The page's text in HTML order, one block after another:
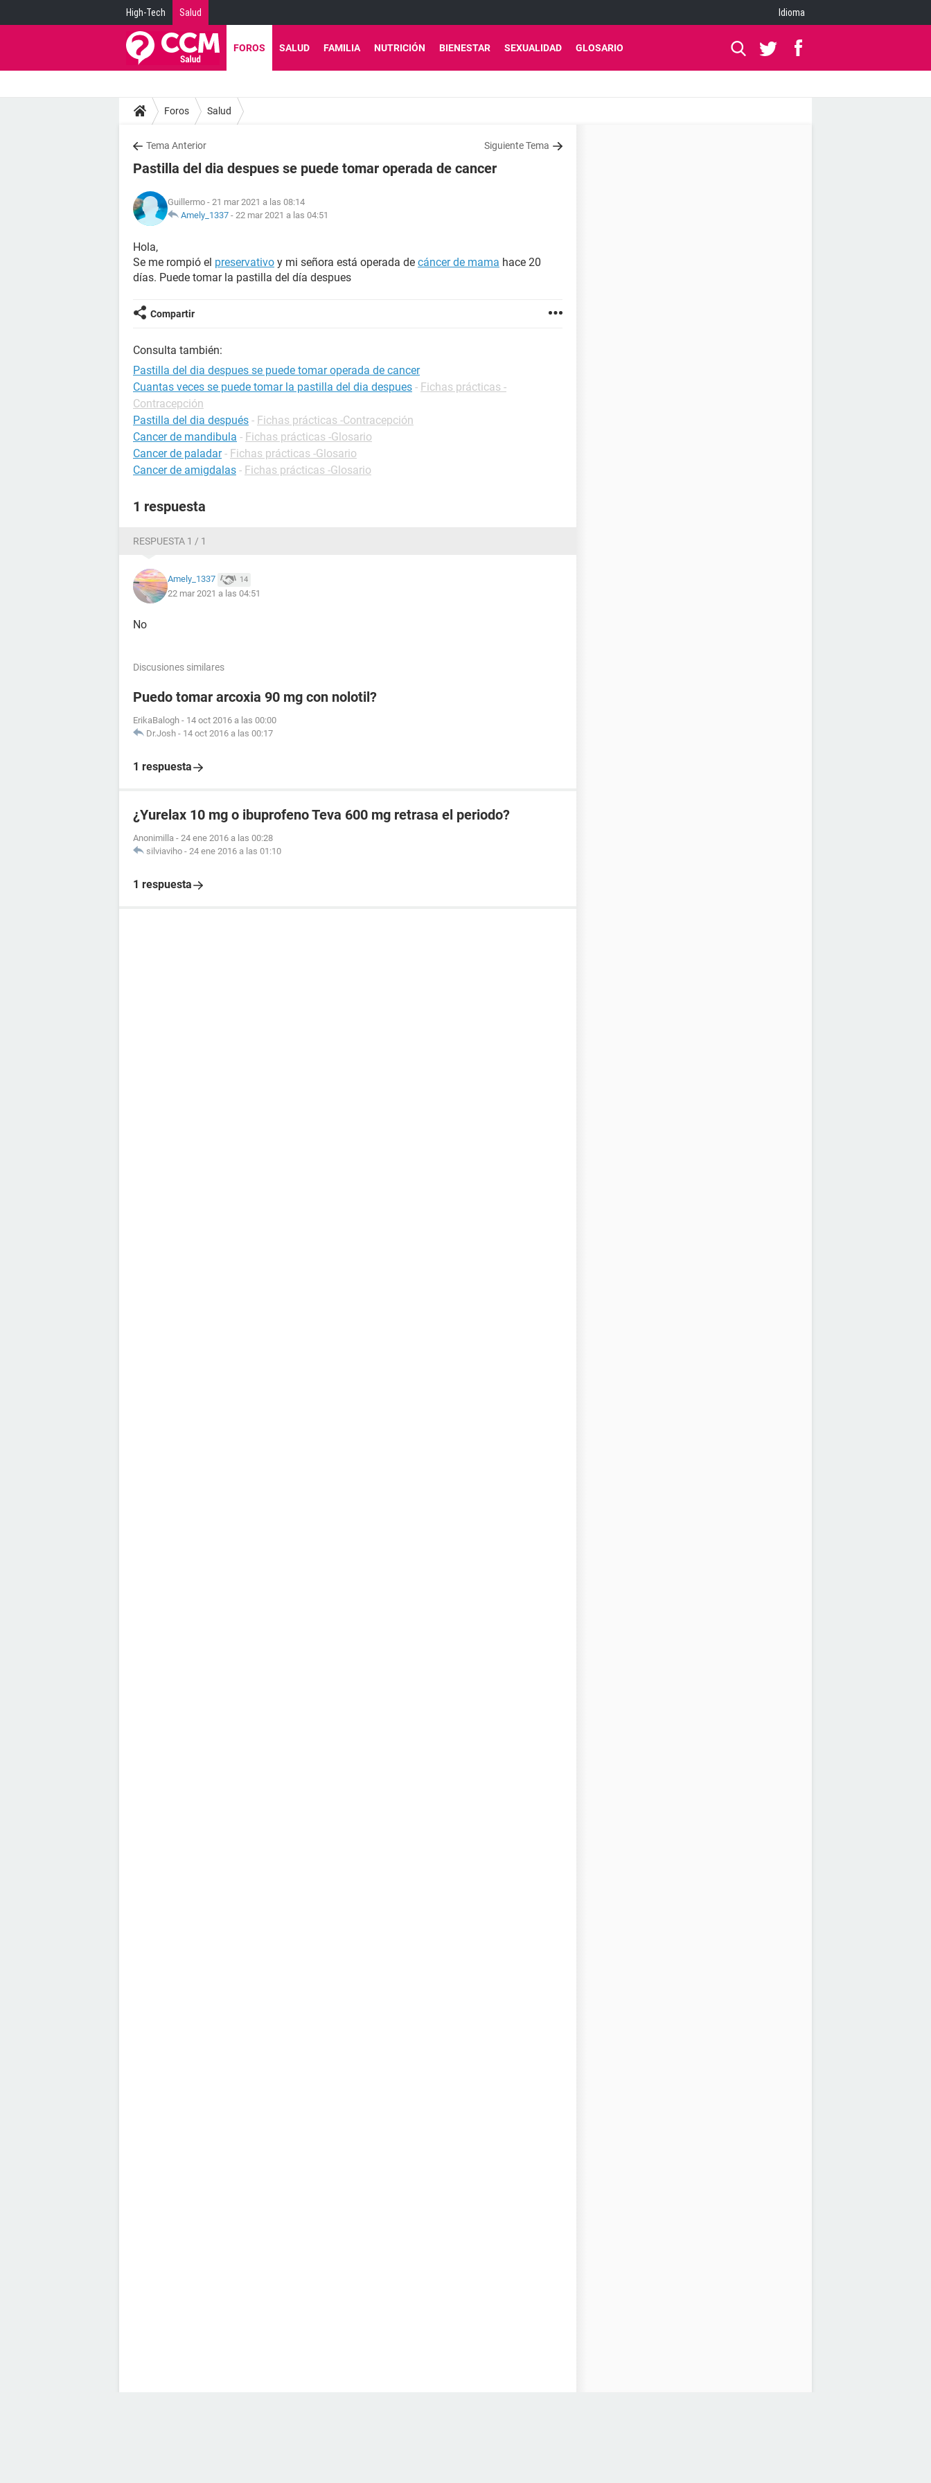
High-Tech Salud Idioma
FOROS SALUD FAMILIA NUTRICIÓN BIENESTAR SEXUALIDAD GLOSARIO
Foros Salud
Tema Anterior Siguiente Tema
Pastilla del dia despues se puede tomar operada de cancer
Guillermo - 21 mar 2021 a las 08:14
Amely_1337 - 22 mar 2021 a las 04:51
Hola,
Se me rompió el preservativo y mi señora está operada de cáncer de mama hace 20
días. Puede tomar la pastilla del día despues
Compartir
Consulta también:
Pastilla del dia despues se puede tomar operada de cancer
Cuantas veces se puede tomar la pastilla del dia despues - Fichas prácticas -
Contracepción
Pastilla del dia después - Fichas prácticas -Contracepción
Cancer de mandibula - Fichas prácticas -Glosario
Cancer de paladar - Fichas prácticas -Glosario
Cancer de amigdalas - Fichas prácticas -Glosario
1 respuesta
RESPUESTA 1 / 1
Amely_1337 14
22 mar 2021 a las 04:51
No
Discusiones similares
Puedo tomar arcoxia 90 mg con nolotil?
ErikaBalogh - 14 oct 2016 a las 00:00
Dr.Josh - 14 oct 2016 a las 00:17
1 respuesta
¿Yurelax 10 mg o ibuprofeno Teva 600 mg retrasa el periodo?
Anonimilla - 24 ene 2016 a las 00:28
silviaviho - 24 ene 2016 a las 01:10
1 respuesta